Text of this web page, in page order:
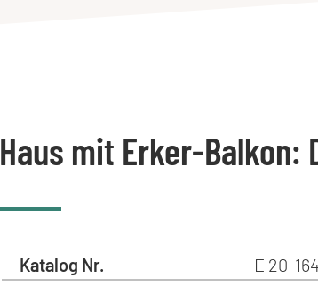
Haus mit Erker-Balkon:
Katalog Nr.
E 20-